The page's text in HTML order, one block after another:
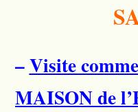
–Visite
MAISON de